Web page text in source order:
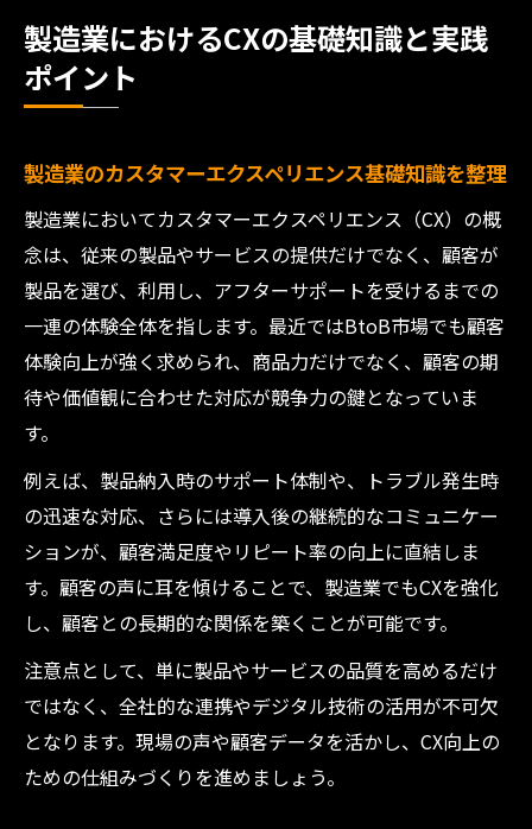
製造業におけるCXの基礎知識と実践
ポイント
製造業のカスタマーエクスペリエンス基礎知識を整理
製造業においてカスタマーエクスペリエンス（CX）の概
念は、従来の製品やサービスの提供だけでなく、顧客が
製品を選び、利用し、アフターサポートを受けるまでの
一連の体験全体を指します。最近ではBtoB市場でも顧客
体験向上が強く求められ、商品力だけでなく、顧客の期
待や価値観に合わせた対応が競争力の鍵となっていま
す。
例えば、製品納入時のサポート体制や、トラブル発生時
の迅速な対応、さらには導入後の継続的なコミュニケー
ションが、顧客満足度やリピート率の向上に直結しま
す。顧客の声に耳を傾けることで、製造業でもCXを強化
し、顧客との長期的な関係を築くことが可能です。
注意点として、単に製品やサービスの品質を高めるだけ
ではなく、全社的な連携やデジタル技術の活用が不可欠
となります。現場の声や顧客データを活かし、CX向上の
ための仕組みづくりを進めましょう。